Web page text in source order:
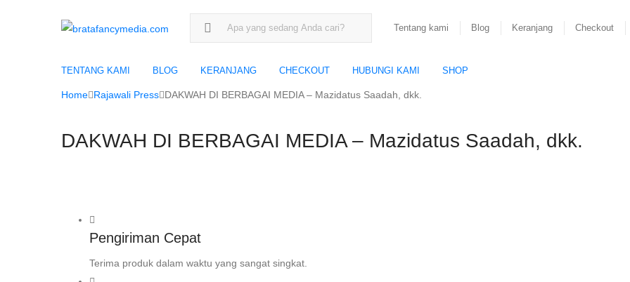
Search for:
Tentang kami Blog Keranjang Checkout
TENTANG KAMI BLOG KERANJANG CHECKOUT HUBUNGI KAMI SHOP
Home Rajawali Press DAKWAH DI BERBAGAI MEDIA – Mazidatus Saadah, dkk.
DAKWAH DI BERBAGAI MEDIA – Mazidatus Saadah, dkk.
Pengiriman Cepat
Terima produk dalam waktu yang sangat singkat.